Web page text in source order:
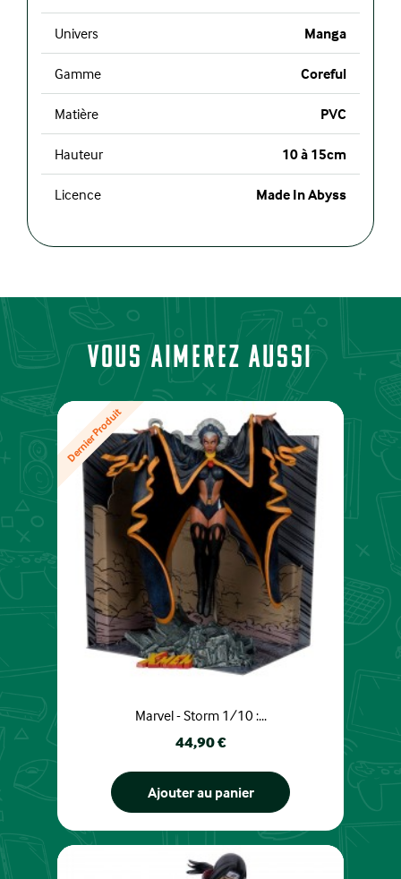
Univers Manga
Gamme Coreful
Matière PVC
Hauteur 10 à 15cm
Licence Made In Abyss
Vous aimerez aussi
Marvel - Storm 1/10 :...
Prix
44,90 €
Ajouter au panier
Dernier Produit